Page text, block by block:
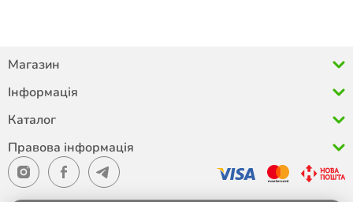
Магазин
Інформація
Каталог
Правова інформація